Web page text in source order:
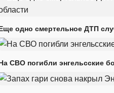
одно смертельное ДТП
СВО погибли энгельсские